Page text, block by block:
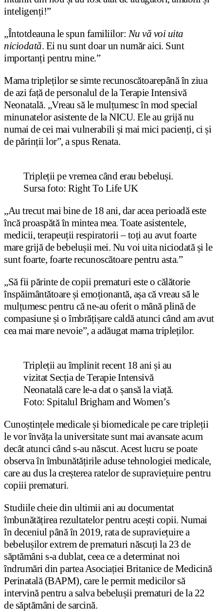
inteligenți!”
„Întotdeauna le spun familiilor: Nu vă voi uita
niciodată. Ei nu sunt doar un număr aici. Sunt
importanți pentru mine.”
Mama tripleților se simte recunoscătoarepână în ziua
de azi față de personalul de la Terapie Intensivă
Neonatală. „Vreau să le mulțumesc în mod special
minunatelor asistente de la NICU. Ele au grijă nu
numai de cei mai vulnerabili și mai mici pacienți, ci și
de părinții lor”, a spus Renata.
Tripleții pe vremea când erau bebeluși.
Sursa foto: Right To Life UK
„Au trecut mai bine de 18 ani, dar acea perioadă este
încă proaspătă în mintea mea. Toate asistentele,
medicii, terapeuții respiratorii – toți au avut foarte
mare grijă de bebelușii mei. Nu voi uita niciodată și le
sunt foarte, foarte recunoscătoare pentru asta.”
„Să fii părinte de copii prematuri este o călătorie
înspăimântătoare și emoționantă, așa că vreau să le
mulțumesc pentru că ne-au oferit o mână plină de
compasiune și o îmbrățișare caldă atunci când am avut
cea mai mare nevoie”, a adăugat mama tripleților.
Tripleții au împlinit recent 18 ani și au
vizitat Secția de Terapie Intensivă
Neonatală care le-a dat o șansă la viață.
Foto: Spitalul Brigham and Women’s
Cunoștințele medicale și biomedicale pe care tripleții
le vor învăța la universitate sunt mai avansate acum
decât atunci când s-au născut. Acest lucru se poate
observa în îmbunătățirile aduse tehnologiei medicale,
care au dus la creșterea ratelor de supraviețuire pentru
copiii prematuri.
Studiile cheie din ultimii ani au documentat
îmbunătățirea rezultatelor pentru acești copii. Numai
în deceniul până în 2019, rata de supraviețuire a
bebelușilor extrem de prematuri născuți la 23 de
săptămâni s-a dublat, ceea ce a determinat noi
îndrumări din partea Asociației Britanice de Medicină
Perinatală (BAPM), care le permit medicilor să
intervină pentru a salva bebelușii prematuri de la 22
de săptămâni de sarcină.